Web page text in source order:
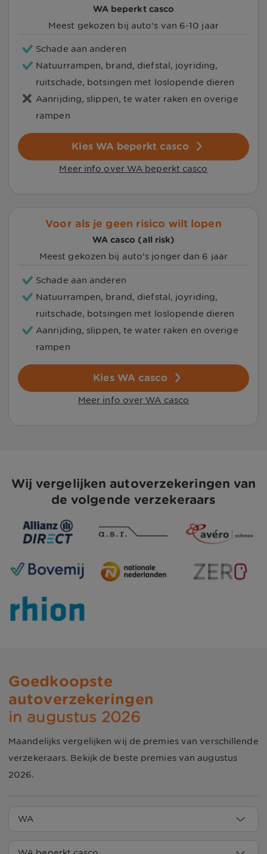
WA beperkt casco
Meest gekozen bij auto’s van 6-10 jaar
Schade aan anderen
Natuurrampen, brand, diefstal, joyriding,
ruitschade, botsingen met loslopende dieren
Aanrijding, slippen, te water raken en overige
rampen
Kies WA beperkt casco
Meer info over WA beperkt casco
Voor als je geen risico wilt lopen
WA casco (all risk)
Meest gekozen bij auto’s jonger dan 6 jaar
Schade aan anderen
Natuurrampen, brand, diefstal, joyriding,
ruitschade, botsingen met loslopende dieren
Aanrijding, slippen, te water raken en overige
rampen
Kies WA casco
Meer info over WA casco
Wij vergelijken autoverzekeringen van
de volgende verzekeraars
Goedkoopste
autoverzekeringen
in augustus 2026
Maandelijks vergelijken wij de premies van verschillende
verzekeraars. Bekijk de beste premies van augustus
2026.
WA